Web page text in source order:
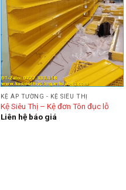
KỆ ÁP TƯỜNG - KỆ SIÊU THỊ
Kệ Siêu Thị – Kệ đơn Tôn đục lỗ
Liên hệ báo giá